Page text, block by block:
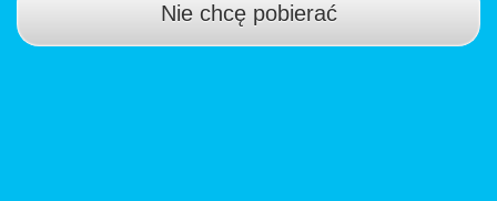
Nie chcę pobierać